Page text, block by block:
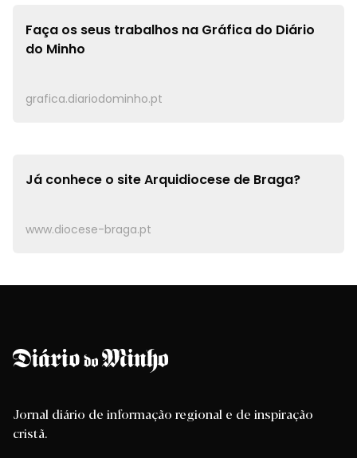
Faça os seus trabalhos na Gráfica do Diário
do Minho
grafica.diariodominho.pt
Já conhece o siteArquidiocese de Braga?
www.diocese-braga.pt
Jornal diário de informação regional e de inspiração
cristã.